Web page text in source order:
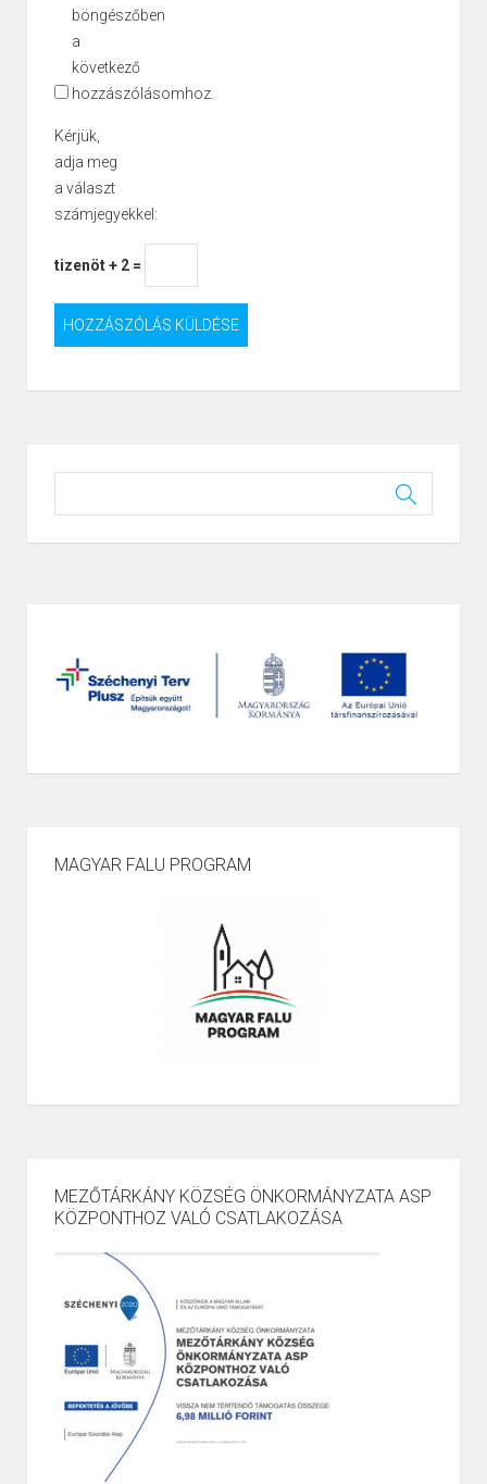
böngészőben
a
következő
hozzászólásomhoz.
Kérjük,
adja meg
a választ
számjegyekkel:
tizenöt + 2 =
MAGYAR FALU PROGRAM
MEZŐTÁRKÁNY KÖZSÉG ÖNKORMÁNYZATA ASP
KÖZPONTHOZ VALÓ CSATLAKOZÁSA